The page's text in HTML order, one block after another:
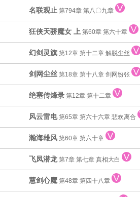
名联观止 第794章 第八〇九章
狂侠天骄魔女 上 第60章 第六十章
幻剑灵旗 第12章 第十二章 解脱尘丝
剑网尘丝 第18章 第十八章 剑网纷张
绝塞传烽录 第12章 第十二章
风云雷电 第65章 第六十六章 悲欢离合
瀚海雄风 第60章 第六十章
飞凤潜龙 第7章 第七章 真相大白
慧剑心魔 第48章 第四十八章